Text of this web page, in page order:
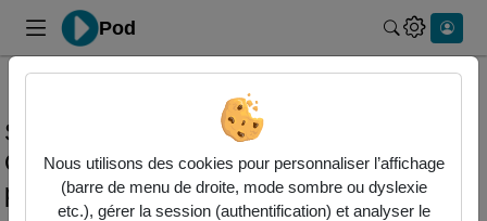
Pod
Statistiques de visualisation de la vidéo
Cérémonie de remise des diplômes - b.u.t.
promo 2024
Nous utilisons des cookies pour personnaliser l’affichage
(barre de menu de droite, mode sombre ou dyslexie
etc.), gérer la session (authentification) et analyser le